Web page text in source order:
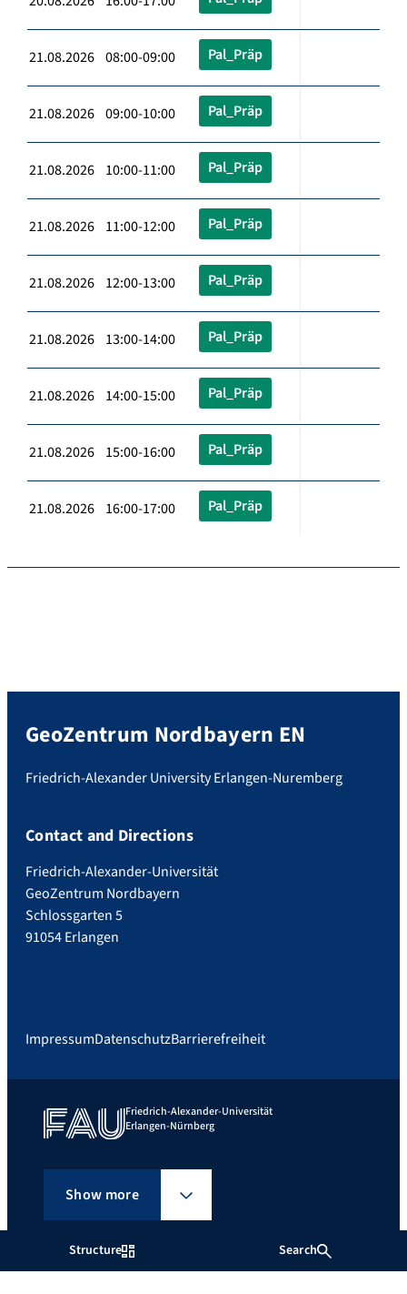
Structure Search
21.08.2026 08:00-09:00 Pal_Präp
21.08.2026 09:00-10:00 Pal_Präp
21.08.2026 10:00-11:00 Pal_Präp
21.08.2026 11:00-12:00 Pal_Präp
21.08.2026 12:00-13:00 Pal_Präp
21.08.2026 13:00-14:00 Pal_Präp
21.08.2026 14:00-15:00 Pal_Präp
21.08.2026 15:00-16:00 Pal_Präp
21.08.2026 16:00-17:00 Pal_Präp
GeoZentrum Nordbayern EN
Friedrich-Alexander University Erlangen-Nuremberg
Contact and Directions
Friedrich-Alexander-Universität
GeoZentrum Nordbayern
Schlossgarten 5
91054 Erlangen
ImpressumDatenschutzBarrierefreiheit
Friedrich-Alexander-Universität
Erlangen-Nürnberg
Show more